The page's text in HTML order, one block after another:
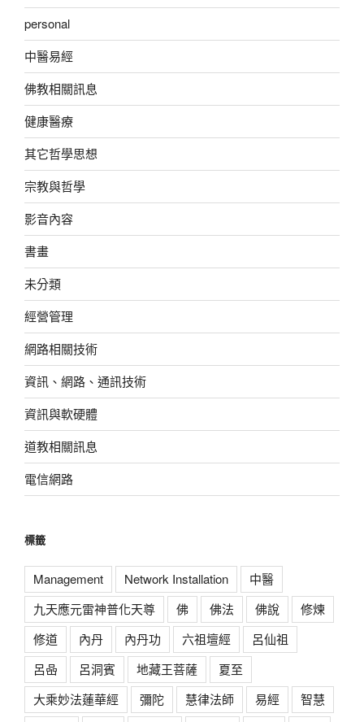
personal
中醫易經
佛教相關訊息
健康醫療
其它哲學思想
宗教與哲學
影音內容
書畫
未分類
經營管理
網路相關技術
資訊、網路、通訊技術
資訊與軟硬體
道教相關訊息
電信網路
標籤
Management Network Installation
中醫
九天應元雷神普化天尊
佛 佛法 佛說
修煉
修道
內丹 內丹功 六祖壇經
呂仙祖
呂喦
呂洞賓 地藏王菩薩
夏至
大乘妙法蓮華經
彌陀 慧律法師 易經
智慧